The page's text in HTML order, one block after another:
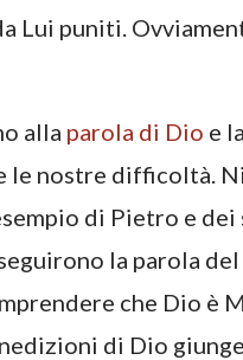
Lui puniti.
alla parola di Dio e
nostre difficoltà.
di Pietro e
la parola
che Dio è
di Dio